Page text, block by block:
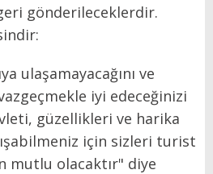
gönderileceklerdir.
ulaşamayacağını ve
iyi edeceğinizi
güzellikleri ve harika
için sizleri turist
mutlu olacaktır" diye